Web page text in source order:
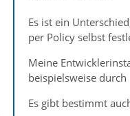
Es ist ein
per Policy selbst
Meine
beispielsweise
Es gibt bestimmt